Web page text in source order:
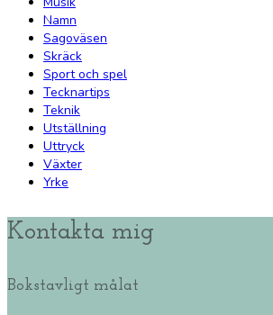
Namn
Sagoväsen
Skräck
Sport och spel
Tecknartips
Teknik
Utställning
Uttryck
Växter
Yrke
Kontakta mig
Bokstavligt målat